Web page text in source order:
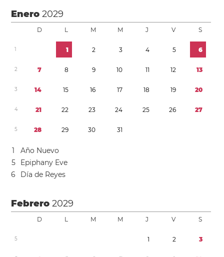
Enero2029
D L M M J V S
1 1 2 3 4 5 6
2 7 8 9 10 11 12 13
3 14 15 16 17 18 19 20
4 21 22 23 24 25 26 27
5 28 29 30 31
1
Año Nuevo
5
Epiphany Eve
6
Día de Reyes
Febrero2029
D L M M J V S
5 1 2 3